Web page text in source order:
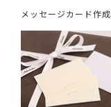
メッセージカード作成